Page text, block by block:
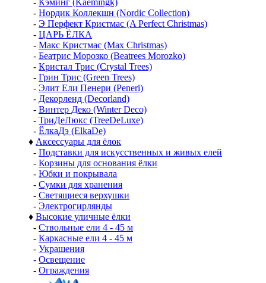
- Кэминг (Kaemingk)
- Нордик Коллекшн (Nordic Collection)
- Э Перфект Кристмас (A Perfect Christmas)
- ЦАРЬ ЁЛКА
- Макс Кристмас (Max Christmas)
- Беатрис Морозко (Beatrees Morozko)
- Кристал Трис (Crystal Trees)
- Грин Трис (Green Trees)
- Элит Ели Пенери (Peneri)
- Декорленд (Decorland)
- Винтер Деко (Winter Deco)
- ТриДеЛюкс (TreeDeLuxe)
- ЁлкаДэ (ElkaDe)
♦ Аксессуары для ёлок
- Подставки для искусственных и живых елей
- Корзины для основания ёлки
- Юбки и покрывала
- Сумки для хранения
- Светящиеся верхушки
- Электрогирлянды
♦ Высокие уличные ёлки
- Ствольные ели 4 - 45 м
- Каркасные ели 4 - 45 м
- Украшения
- Освещение
- Ограждения